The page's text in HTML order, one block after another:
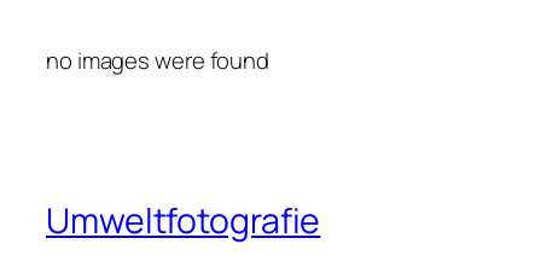
no images were found
Umweltfotografie